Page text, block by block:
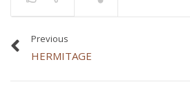
Previous
HERMITAGE